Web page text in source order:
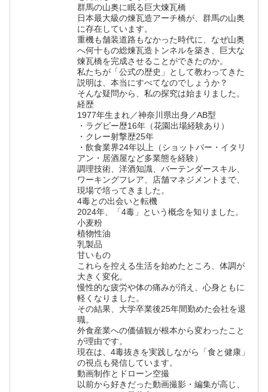
群馬の山奥に眠る巨大煉瓦橋
日本最大級の煉瓦造アーチ橋が、群馬の山奥
に存在しています。
重機も舗装道路もなかった時代に、なぜ山奥
へ何十もの総煉瓦造トンネルを築き、巨大な
煉瓦橋を完成させることができたのか。
私たちが「公式の歴史」として教わってきた
説明は、本当にすべてなのでしょうか？
そんな疑問から、私の探究は始まりました。
経歴
1977年生まれ／神奈川県出身／AB型
・ラグビー歴16年（花園出場経験あり）
・クレー射撃歴25年
・飲食業界24年以上（ショットバー・イタリ
アン・居酒屋など多業態を経験）
調理技術、洋酒知識、バーテンダースキル、
ワーキングフレア、店舗マネジメントまで、
現場で培ってきました。
4毒との出会いと転機
2024年、「4毒」という概念を知りました。
小麦粉
植物性油
乳製品
甘いもの
これらを控える生活を始めたところ、体調が
大きく変化。
慢性的な疲労や体の痛みが消え、心身ともに
軽くなりました。
その結果、大学卒業後25年間勤めた会社を退
職。
外食産業への価値観が根本から変わったこと
が理由です。
現在は、4毒抜きを実践しながら「食と健康」
の視点も発信しています。
動画制作とドローン空撮
以前から好きだった動画撮影・編集が高じ、